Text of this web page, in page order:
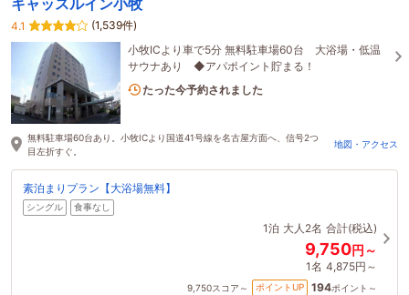
4.1
(1,539件)
小牧ICより車で5分 無料駐車場60台 大浴場・低温
サウナあり ◆アパポイント貯まる！
2名がこの宿を見ています
たった今予約されました
無料駐車場60台あり。小牧ICより国道41号線を名古屋方面へ、信号2つ
目左折すぐ。
地図・アクセス
素泊まりプラン【大浴場無料】
シングル 食事なし
1泊 大人2名 合計(税込)
9,750円～
1名 4,875円～
9,750スコア～ ポイントUP 194ポイント～